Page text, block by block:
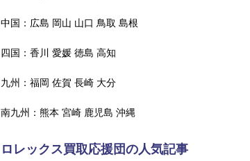
中国： 広島 岡山 山口 鳥取 島根
四国： 香川 愛媛 徳島 高知
九州： 福岡 佐賀 長崎 大分
南九州： 熊本 宮崎 鹿児島 沖縄
ロレックス買取応援団の人気記事